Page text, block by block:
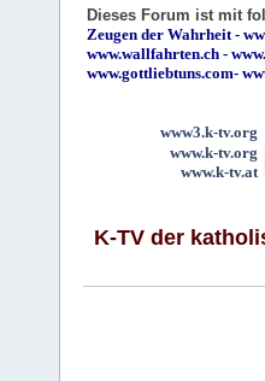
Dieses Forum ist mit
Zeugen der Wahrheit-
www.wallfahrten.ch -
www.gottliebtuns.com-
www3.k-tv.org
www.k-tv.org
www.k-tv.at
K-TV der